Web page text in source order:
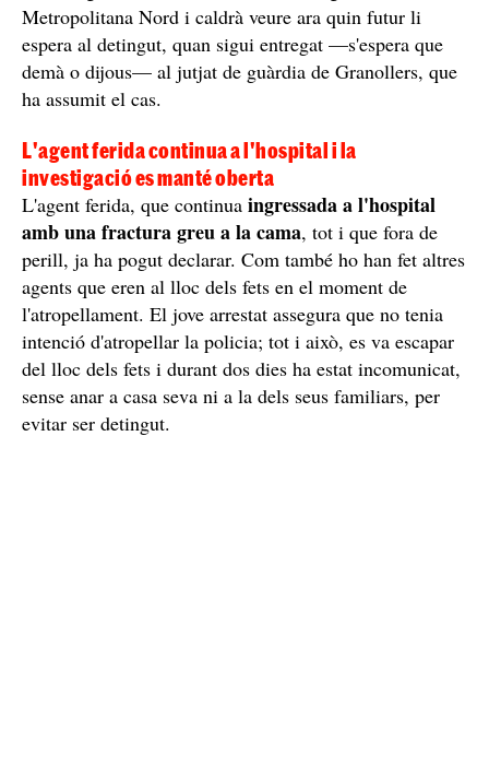
Metropolitana Nord i caldrà veure ara quin futur li
espera al detingut, quan sigui entregat —s'espera que
demà o dijous— al jutjat de guàrdia de Granollers, que
ha assumit el cas.
L'agent ferida continua a l'hospital i la
investigació es manté oberta
L'agent ferida, que continua ingressada a l'hospital
amb una fractura greu a la cama, tot i que fora de
perill, ja ha pogut declarar. Com també ho han fet altres
agents que eren al lloc dels fets en el moment de
l'atropellament. El jove arrestat assegura que no tenia
intenció d'atropellar la policia; tot i això, es va escapar
del lloc dels fets i durant dos dies ha estat incomunicat,
sense anar a casa seva ni a la dels seus familiars, per
evitar ser detingut.